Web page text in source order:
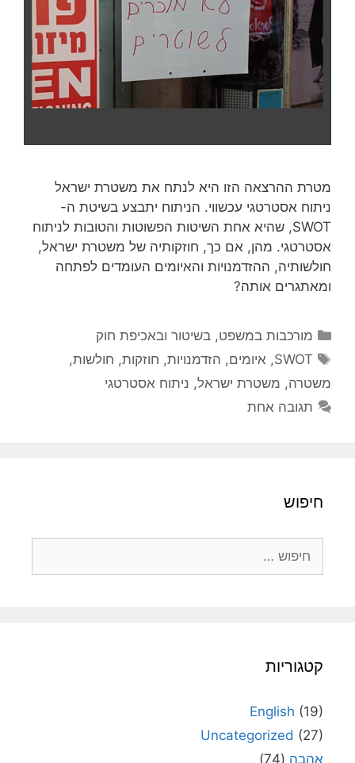
מטרת ההרצאה הזו היא לנתח את משטרת ישראל
ניתוח אסטרטגי עכשווי. הניתוח יתבצע בשיטת ה-
SWOT, שהיא אחת השיטות הפשוטות והטובות לניתוח
אסטרטגי. מהן, אם כך, חוזקותיה של משטרת ישראל,
חולשותיה, ההזדמנויות והאיומים העומדים לפתחה
ומאתגרים אותה?
קטגוריות
מורכבות במשפט, בשיטור ובאכיפת חוק
תגיות
SWOT
, איומים, הזדמנויות, חוזקות, חולשות,
משטרה, משטרת ישראל, ניתוח אסטרטגי
תגובה אחת
חיפוש
קטגוריות
English (19)
Uncategorized (27)
אהבה (74)